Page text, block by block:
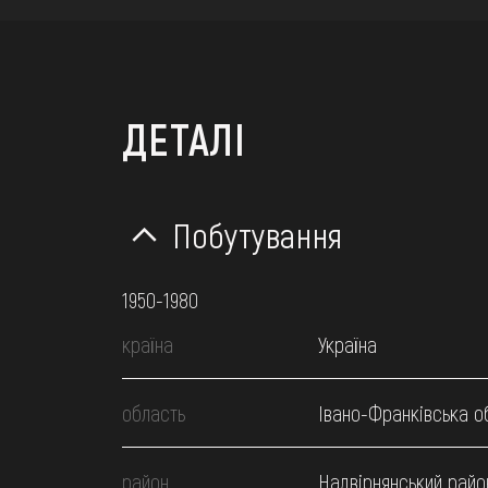
ДЕТАЛІ
Побутування
1950-1980
країна
Україна
область Івано-Франківська
район Надвірнянський